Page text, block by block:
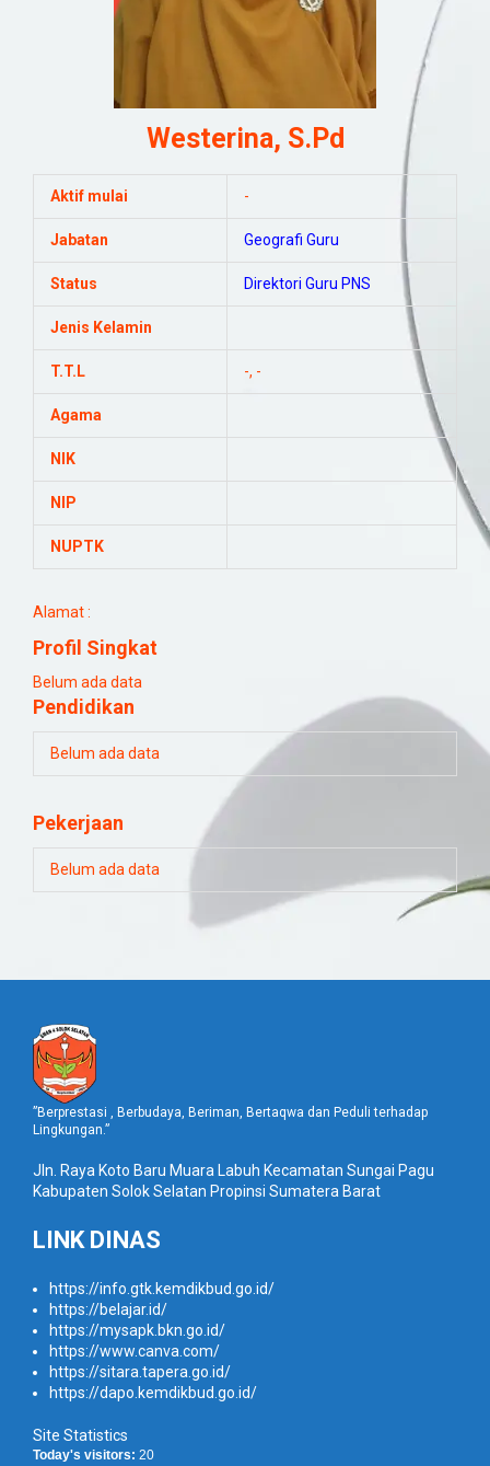
Westerina, S.Pd
Aktif mulai -
Jabatan Geografi Guru
Status Direktori Guru PNS
Jenis Kelamin
T.T.L -, -
Agama
NIK
NIP
NUPTK
Alamat :
Profil Singkat
Belum ada data
Pendidikan
Belum ada data
Pekerjaan
Belum ada data
”Berprestasi , Berbudaya, Beriman, Bertaqwa dan Peduli terhadap
Lingkungan.”
Jln. Raya Koto Baru Muara Labuh Kecamatan Sungai Pagu
Kabupaten Solok Selatan Propinsi Sumatera Barat
LINK DINAS
https://info.gtk.kemdikbud.go.id/
https://belajar.id/
https://mysapk.bkn.go.id/
https://www.canva.com/
https://sitara.tapera.go.id/
https://dapo.kemdikbud.go.id/
Site Statistics
Today's visitors: 20